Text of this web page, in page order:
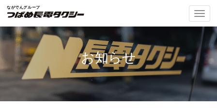
ナ
ビ
ゲ
ー
シ
ョ
ン
の
切
替
お知らせ